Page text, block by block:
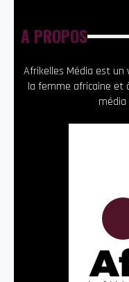
A PROPOS
Afrikelles Média est un
la femme africaine et